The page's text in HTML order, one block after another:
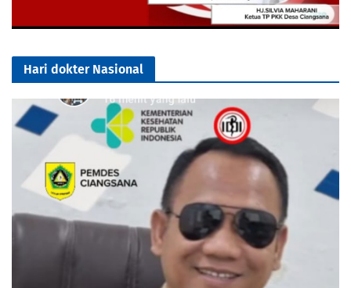
Hari dokter Nasional